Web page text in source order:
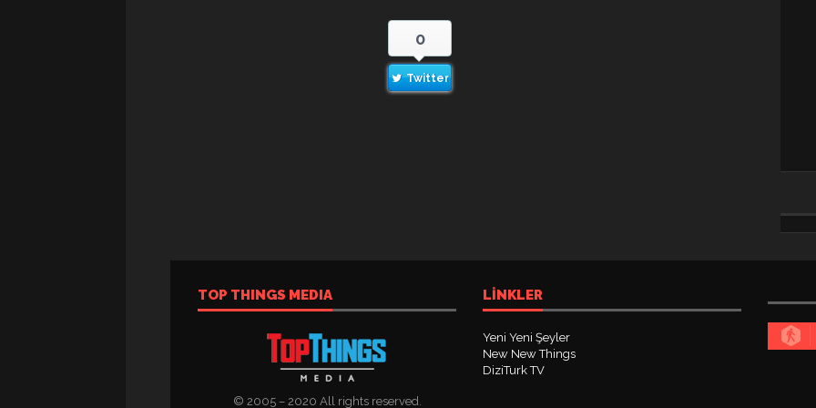
0
Twitter
TOP THINGS MEDIA
© 2005 – 2020 All rights reserved.
LINKLER
Yeni Yeni Şeyler
New New Things
DiziTurk TV